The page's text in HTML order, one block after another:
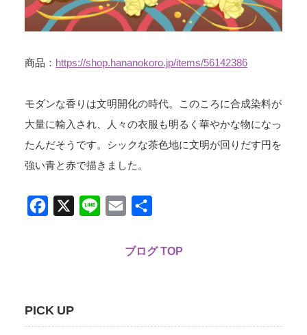
商品： https://shop.hananokoro.jp/items/56142386
モダンな香りは文明開化の時代。このころに合成染料が
大量に輸入され、人々の衣服も明るく華やかな物になっ
たんだそうです。シックな茶色地に文明が回りだす円を
強い青と赤で描きました。
Facebook
X Line Email
ブログ TOP
PICK UP